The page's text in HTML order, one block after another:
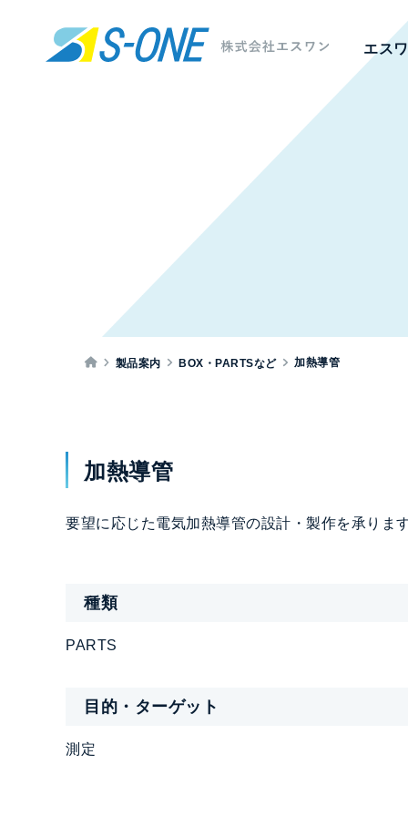
エス
製品案内 BOX・PARTSなど 加熱導管
加熱導管
要望に応じた電気加熱導管の設計・製作を承りま
種類
PARTS
目的・ターゲット
測定